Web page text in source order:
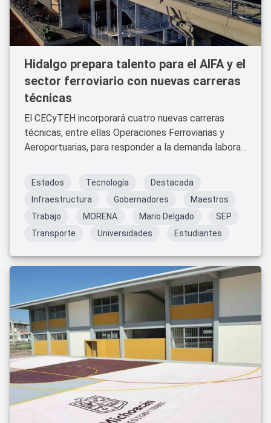
Hidalgo prepara talento para el AIFA y el
sector ferroviario con nuevas carreras
técnicas
El CECyTEH incorporará cuatro nuevas carreras
técnicas, entre ellas Operaciones Ferroviarias y
Aeroportuarias, para responder a la demanda laboral
Estados Tecnología
Destacada
Infraestructura
Gobernadores
Maestros
Trabajo
MORENA Mario Delgado
SEP
Transporte
Universidades Estudiantes